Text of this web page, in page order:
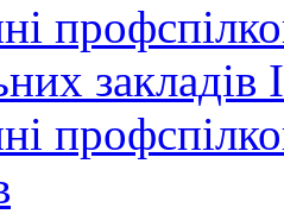
закладів